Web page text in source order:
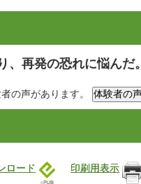
再発の恐れに悩んだ。
の声があります。
ロード 印刷用表示